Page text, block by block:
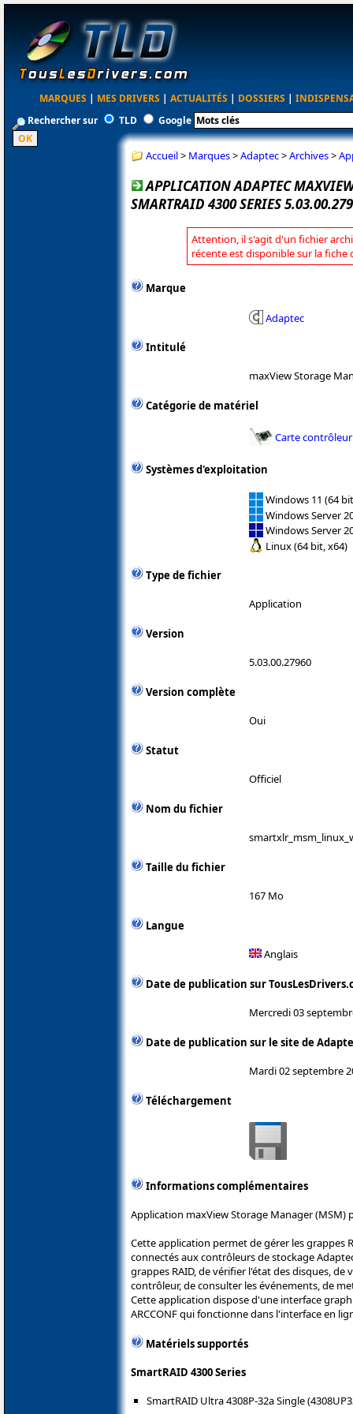
MARQUES | MES DRIVERS | ACTUALITÉS | DOSSIERS |
Rechercher sur
TLD Google
Accueil> Marques>Adaptec>Archives>
APPLICATION ADAPTEC
SMARTRAID 4300 SERIES
Attention, il s'agit d'un fichier
récente est disponible sur la fiche
Marque
Adaptec
Intitulé
maxView Storage
Catégorie de matériel
Carte contrôleur
Systèmes d'exploitation
Windows 11 (64
Windows Server
Windows Server
Linux (64 bit, x64)
Type de fichier
Application
Version
5.03.00.27960
Version complète
Oui
Statut
Officiel
Nom du fichier
Taille du fichier
167 Mo
Langue
Anglais
Date de publication sur
Mercredi 03
Date de publication sur le site de
Mardi 02 septembre
Téléchargement
Informations complémentaires
Application maxView Storage Manager (MSM)
Cette application permet de gérer les grappes
connectés aux contrôleurs de stockage
grappes RAID, de vérifier l'état des disques,
contrôleur, de consulter les événements, de
Cette application dispose d'une interface
ARCCONF qui fonctionne dans l'interface en
Matériels supportés
SmartRAID 4300 Series
SmartRAID Ultra 4308P-32a Single